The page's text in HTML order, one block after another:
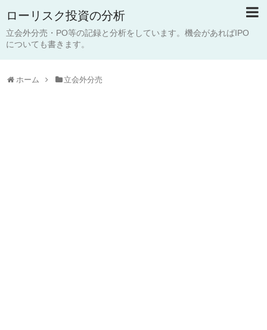
ローリスク投資の分析
立会外分売・PO等の記録と分析をしています。機会があればIPO
についても書きます。
ホーム 立会外分売